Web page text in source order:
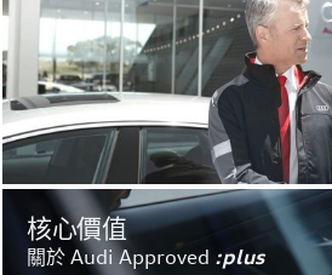
核心價值
關於 Audi Approved :plus